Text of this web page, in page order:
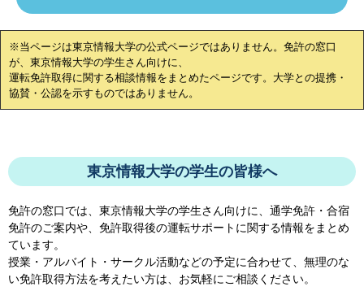
※当ページは東京情報大学の公式ページではありません。免許の窓口
が、 東京情報大学の学生さん向けに、
運転免許取得に関する相談情報をまとめたページです。大学との提携・
協賛・公認を示すものではありません。
東京情報大学の学生の皆様へ
免許の窓口では、 東京情報大学の学生さん向けに、通学免許・合宿
免許のご案内や、免許取得後の運転サポートに関する情報をまとめ
ています。
授業・アルバイト・サークル活動などの予定に合わせて、無理のな
い免許取得方法を考えたい方は、お気軽にご相談ください。